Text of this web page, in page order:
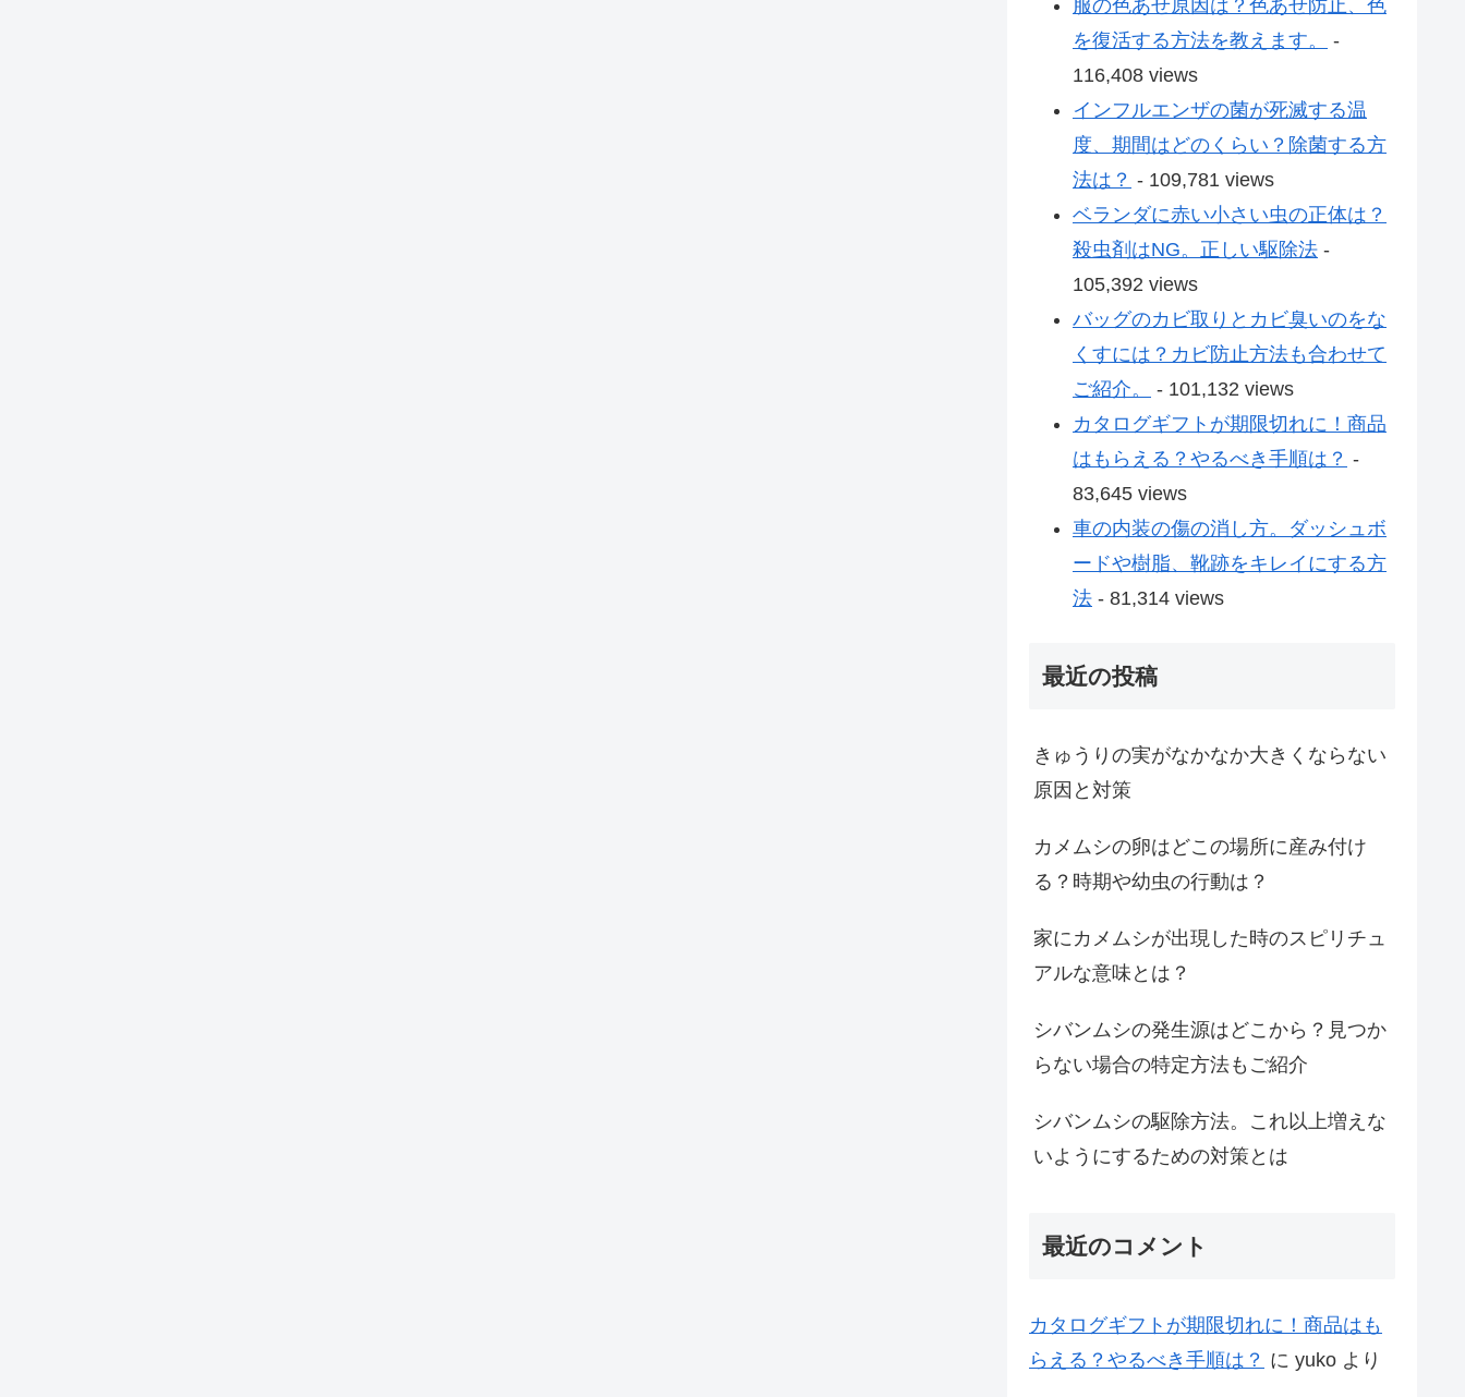
服の色あせ原因は？色あせ防止、色
を復活する方法を教えます。
-
116,408 views
インフルエンザの菌が死滅する温
度、期間はどのくらい？除菌する方
法は？ - 109,781 views
ベランダに赤い小さい虫の正体は？
殺虫剤はNG。正しい駆除法 -
105,392 views
バッグのカビ取りとカビ臭いのをな
くすには？カビ防止方法も合わせて
ご紹介。
- 101,132 views
カタログギフトが期限切れに！商品
はもらえる？やるべき手順は？ -
83,645 views
車の内装の傷の消し方。ダッシュボ
ードや樹脂、靴跡をキレイにする方
法 - 81,314 views
最近の投稿
きゅうりの実がなかなか大きくならない
原因と対策
カメムシの卵はどこの場所に産み付け
る？時期や幼虫の行動は？
家にカメムシが出現した時のスピリチュ
アルな意味とは？
シバンムシの発生源はどこから？見つか
らない場合の特定方法もご紹介
シバンムシの駆除方法。これ以上増えな
いようにするための対策とは
最近のコメント
カタログギフトが期限切れに！商品はも
らえる？やるべき手順は？ に yuko より